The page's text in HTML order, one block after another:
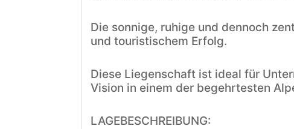
Die sonnige, ruhige und dennoch
und touristischem Erfolg.
Diese Liegenschaft ist ideal für
Vision in einem der begehrtesten
LAGEBESCHREIBUNG: